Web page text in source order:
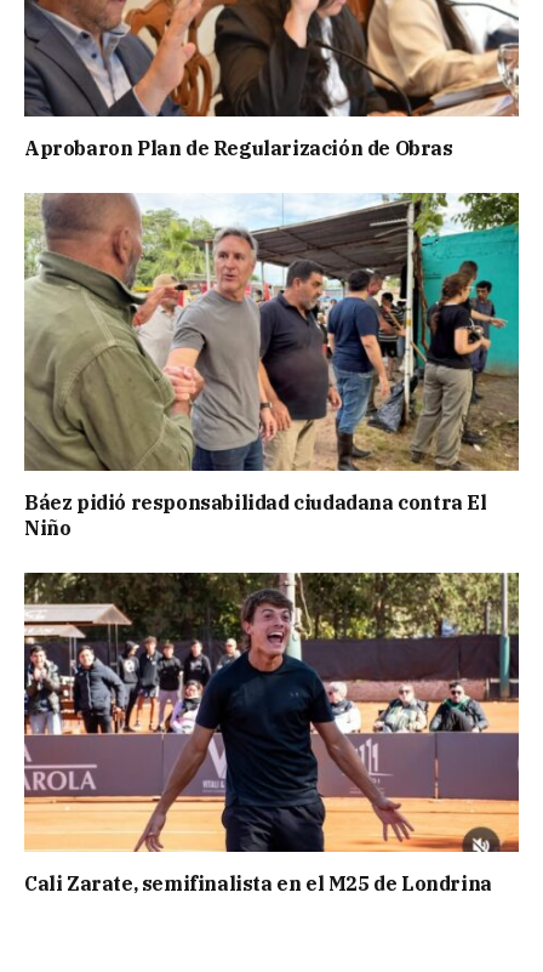
Aprobaron Plan de Regularización de Obras
Báez pidió responsabilidad ciudadana contra El
Niño
Cali Zarate, semifinalista en el M25 de Londrina